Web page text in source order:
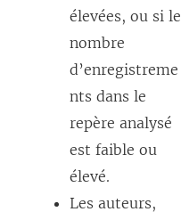
élevées, ou si le
nombre
d’enregistreme
nts dans le
repère analysé
est faible ou
élevé.
Les auteurs,